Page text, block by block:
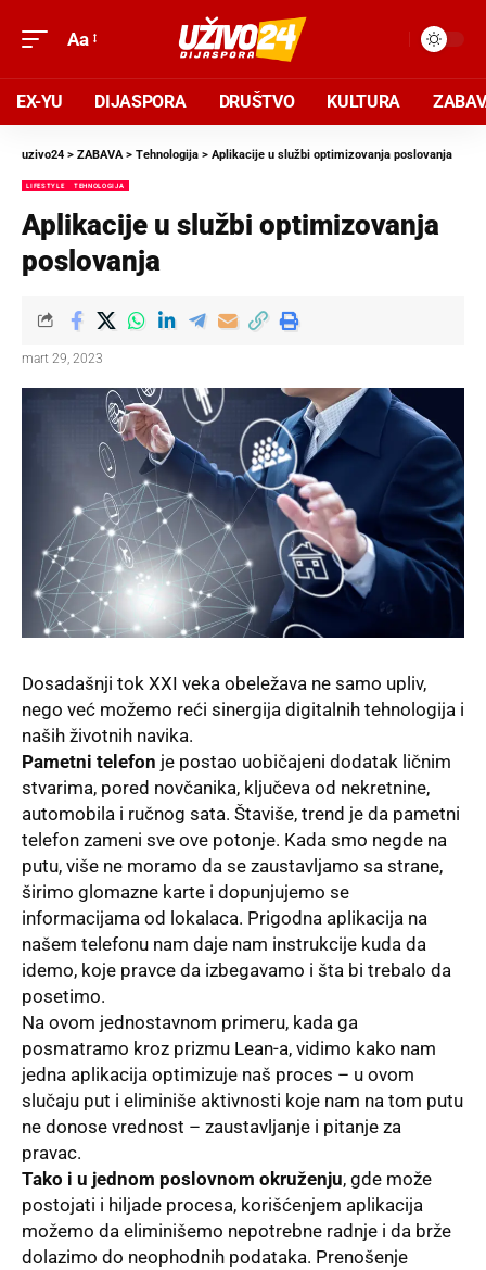
Aa
EX-YU DIJASPORA DRUŠTVO KULTURA
uzivo24 > ZABAVA> Tehnologija > Aplikacije u službi optimizovanja poslovanja
LIFESTYLE TEHNOLOGIJA
Aplikacije u službi optimizovanja
poslovanja
mart 29, 2023
Dosadašnji tok XXI veka obeležava ne samo upliv,
nego već možemo reći sinergija digitalnih tehnologija i
naših životnih navika.
Pametni telefon je postao uobičajeni dodatak ličnim
stvarima, pored novčanika, ključeva od nekretnine,
automobila i ručnog sata. Štaviše, trend je da pametni
telefon zameni sve ove potonje. Kada smo negde na
putu, više ne moramo da se zaustavljamo sa strane,
širimo glomazne karte i dopunjujemo se
informacijama od lokalaca. Prigodna aplikacija na
našem telefonu nam daje nam instrukcije kuda da
idemo, koje pravce da izbegavamo i šta bi trebalo da
posetimo.
Na ovom jednostavnom primeru, kada ga
posmatramo kroz prizmu Lean-a, vidimo kako nam
jedna aplikacija optimizuje naš proces – u ovom
slučaju put i eliminiše aktivnosti koje nam na tom putu
ne donose vrednost – zaustavljanje i pitanje za
pravac.
Tako i u jednom poslovnom okruženju, gde može
postojati i hiljade procesa, korišćenjem aplikacija
možemo da eliminišemo nepotrebne radnje i da brže
dolazimo do neophodnih podataka. Prenošenje